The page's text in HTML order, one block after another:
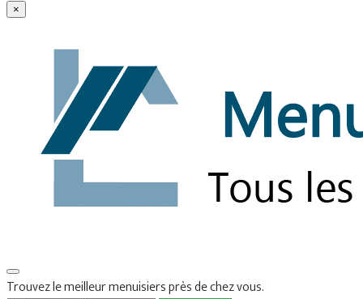
×
Trouvez le meilleur menuisiers près de chez vous.